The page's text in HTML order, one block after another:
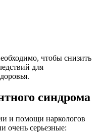
чтобы снизить
для
синдрома
и помощи наркологов
очень серьезные: